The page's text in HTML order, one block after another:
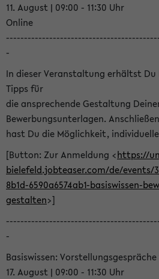
11. August | 09:00 - 11:30 Uhr
Online
-
In dieser Veranstaltung erhältst
Tipps für
die ansprechende Gestaltung
Bewerbungsunterlagen.
hast Du die Möglichkeit,
[Button: Zur Anmeldung <https://
bielefeld.jobteaser.com/de/events/
8b1d-6590a6574ab1-basiswissen-
gestalten>]
-
Basiswissen:
17. August | 09:00 - 11:30 Uhr